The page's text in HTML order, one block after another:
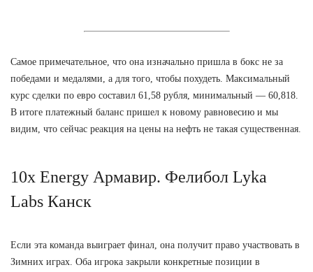
Самое примечательное, что она изначально пришла в бокс не за
победами и медалями, а для того, чтобы похудеть. Максимальный
курс сделки по евро составил 61,58 рубля, минимальный — 60,818.
В итоге платежный баланс пришел к новому равновесию и мы
видим, что сейчас реакция на цены на нефть не такая существенная.
10x Energy Армавир. Фелибол Lyka
Labs Канск
Если эта команда выиграет финал, она получит право участвовать в
Зимних играх. Оба игрока закрыли конкретные позиции в